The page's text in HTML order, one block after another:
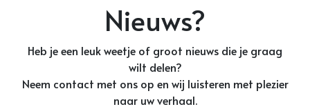
Nieuws?
Heb je een leuk weetje of groot nieuws die je graag
wilt delen?
Neem contact met ons op en wij luisteren met plezier
naar uw verhaal.